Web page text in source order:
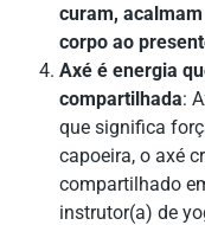
curam,
corpo ao
Axé é energia
compartilhada:
que significa
capoeira, o axé
compartilhado
instrutor(a) de